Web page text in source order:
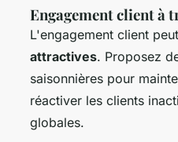
Engagement client à
L'engagement client
attractives. Proposez
saisonnières pour
réactiver les clients
globales.